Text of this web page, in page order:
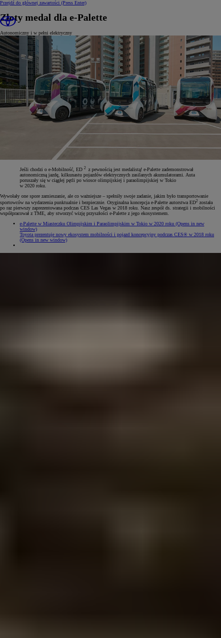
Przejdź do głównej zawartości (Press Enter)
Złoty medal dla e-Palette
Autonomiczny i w pełni elektryczny
Jeśli chodzi o e-Mobilność, ED 2 z pewnością jest medalistą! e-Palette zademonstrował
autonomiczną jazdę, kilkunastu pojazdów elektrycznych zasilanych akumulatorami. Auta
poruszały się w ciągłej pętli po wiosce olimpijskiej i paraolimpijskiej w Tokio
w 2020 roku.
Wywołały one spore zamieszanie, ale co ważniejsze – spełniły swoje zadanie, jakim było transportowanie
sportowców na wydarzenia punktualnie i bezpiecznie. Oryginalna koncepcja e-Palette autorstwa ED2 została
po raz pierwszy zaprezentowana podczas CES Las Vegas w 2018 roku. Nasz zespół ds. strategii i mobilności
współpracował z TME, aby stworzyć wizję przyszłości e-Palette z jego ekosystemem.
e-Palette w Miasteczku Olimpijskim i Paraolimpijskim w Tokio w 2020 roku (Opens in new
window)
Toyota prezentuje nowy ekosystem mobilności i pojazd koncepcyjny podczas CES® w 2018 roku
(Opens in new window)